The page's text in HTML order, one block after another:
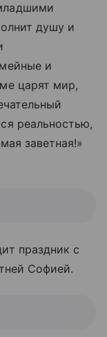
душу и
и
царят мир,
реальностью,
заветная!»
праздник с
Софией.